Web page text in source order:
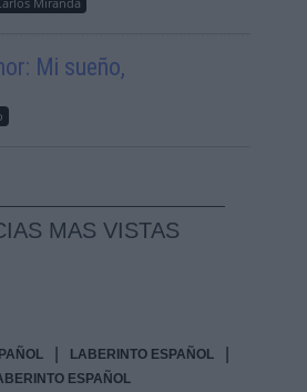
Mi sueño,
MAS VISTAS
LABERINTO ESPAÑOL
ESPAÑOL